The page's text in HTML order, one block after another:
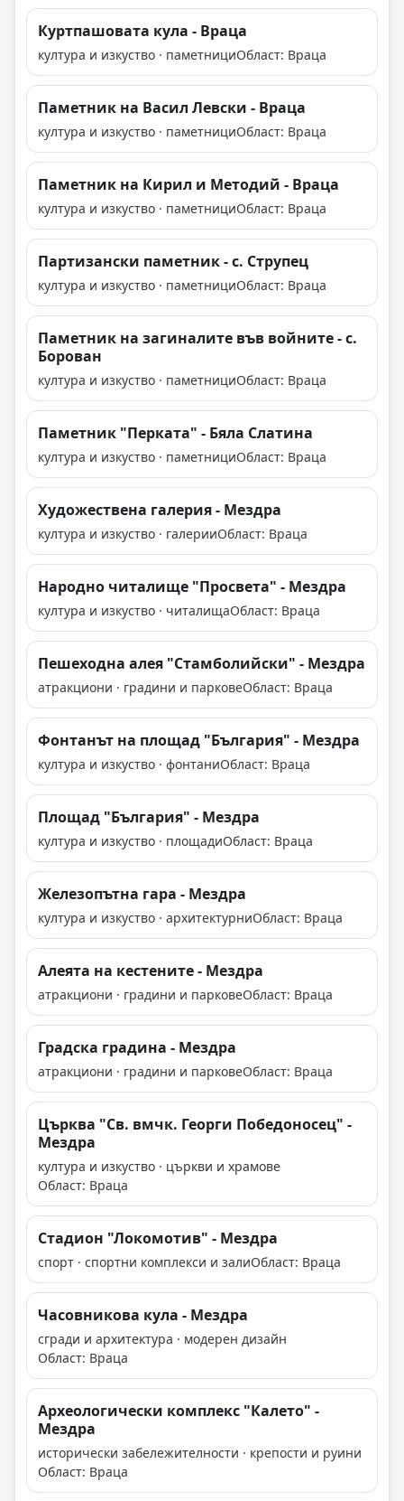
Куртпашовата кула - Враца
култура и изкуство · паметнициОбласт: Враца
Паметник на Васил Левски - Враца
култура и изкуство · паметнициОбласт: Враца
Паметник на Кирил и Методий - Враца
култура и изкуство · паметнициОбласт: Враца
Партизански паметник - с. Струпец
култура и изкуство · паметнициОбласт: Враца
Паметник на загиналите във войните - с.
Борован
култура и изкуство · паметнициОбласт: Враца
Паметник "Перката" - Бяла Слатина
култура и изкуство · паметнициОбласт: Враца
Художествена галерия - Мездра
култура и изкуство · галерииОбласт: Враца
Народно читалище "Просвета" - Мездра
култура и изкуство · читалищаОбласт: Враца
Пешеходна алея "Стамболийски" - Мездра
атракциони · градини и парковеОбласт: Враца
Фонтанът на площад "България" - Мездра
култура и изкуство · фонтаниОбласт: Враца
Площад "България" - Мездра
култура и изкуство · площадиОбласт: Враца
Железопътна гара - Мездра
култура и изкуство · архитектурниОбласт: Враца
Алеята на кестените - Мездра
атракциони · градини и парковеОбласт: Враца
Градска градина - Мездра
атракциони · градини и парковеОбласт: Враца
Църква "Св. вмчк. Георги Победоносец" -
Мездра
култура и изкуство · църкви и храмове
Област: Враца
Стадион "Локомотив" - Мездра
спорт · спортни комплекси и залиОбласт: Враца
Часовникова кула - Мездра
сгради и архитектура · модерен дизайн
Област: Враца
Археологически комплекс "Калето" -
Мездра
исторически забележителности · крепости и руини
Област: Враца